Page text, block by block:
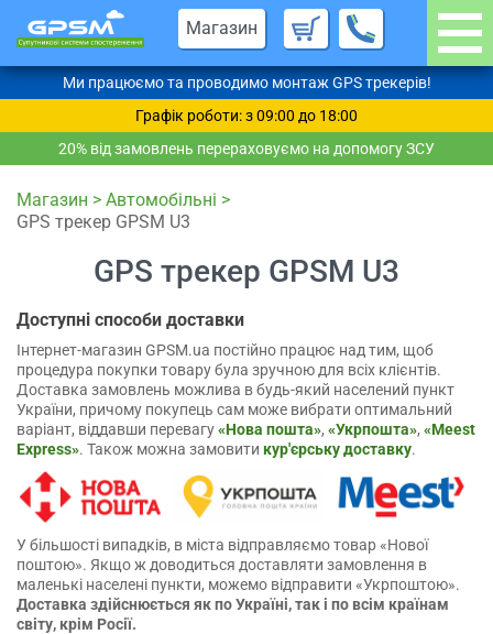
Магазин
Ми працюємо та проводимо монтаж GPS трекерів!
Графік роботи: з 09:00 до 18:00
20% від замовлень перераховуємо на допомогу ЗСУ
Магазин > Автомобільні >
GPS трекер GPSM U3
GPS трекер GPSM U3
Доступні способи доставки
Інтернет-магазин GPSM.ua постійно працює над тим, щоб
процедура покупки товару була зручною для всіх клієнтів.
Доставка замовлень можлива в будь-який населений пункт
України, причому покупець сам може вибрати оптимальний
варіант, віддавши перевагу«Нова пошта», «Укрпошта», «Meest
Express». Також можна замовити кур'єрську доставку.
У більшості випадків, в міста відправляємо товар «Нової
поштою». Якщо ж доводиться доставляти замовлення в
маленькі населені пункти, можемо відправити «Укрпоштою».
Доставка здійснюється як по Україні, так і по всім країнам
світу, крім Росії.